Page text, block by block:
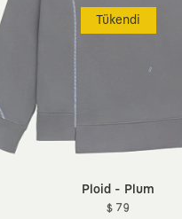
Tükendi
Ploid - Plum
$ 79